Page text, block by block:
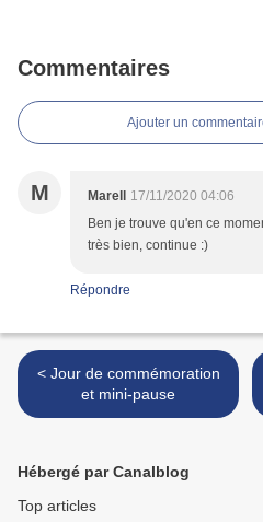
Commentaires
Ajouter un
M Marell
17/11/2020 04:06
Ben je trouve qu'en ce
très bien, continue :)
Répondre
< Jour de commémoration
et mini-pause
Hébergé par Canalblog
Top articles